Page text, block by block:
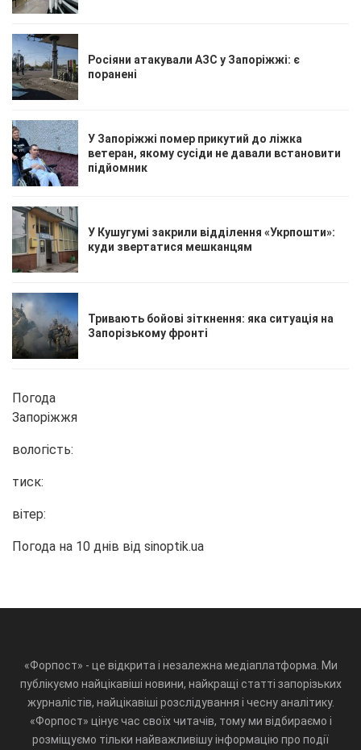
Росіяни атакували АЗС у Запоріжжі: є
поранені
У Запоріжжі помер прикутий до ліжка
ветеран, якому сусіди не давали встановити
підйомник
У Кушугумі закрили відділення «Укрпошти»:
куди звертатися мешканцям
Тривають бойові зіткнення: яка ситуація на
Запорізькому фронті
Погода
Запоріжжя
вологість:
тиск:
вітер:
Погода на 10 днів від sinoptik.ua
«Форпост» - це відкрита і незалежна медіаплатформа. Ми
публікуємо найцікавіші новини, найкращі статті запорізьких
журналістів, найцікавіші розслідування і чесну аналітику.
«Форпост» цінує час своїх читачів, тому ми відбираємо і
розміщуємо тільки найважливішу інформацію про події